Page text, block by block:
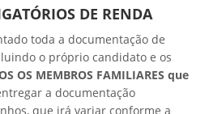
DE RENDA
toda a documentação de
o próprio candidato e os
OS MEMBROS FAMILIARES que
a documentação
que irá variar conforme a